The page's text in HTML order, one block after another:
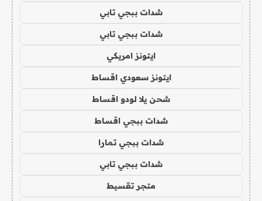
شدات ببجي تابي
شدات ببجي تابي
ايتونز امريكي
ايتونز سعودي اقساط
شحن يلا لودو اقساط
شدات ببجي اقساط
شدات ببجي تمارا
شدات ببجي تابي
متجر تقسيط